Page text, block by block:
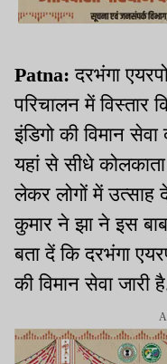
Patna: दरभंगा
परिचालन में विस्तार
इंडिगो की विमान
यहां से सीधे
लेकर लोगों में उत्साह
कुमार ने झा ने इस
बता दें कि दरभंगा
की विमान सेवा जारी